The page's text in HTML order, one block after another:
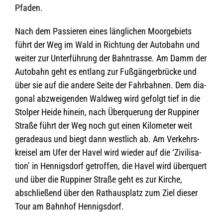
Pfaden.
Nach dem Pas­sie­ren eines läng­li­chen Moor­ge­biets
führt der Weg im Wald in Rich­tung der Auto­bahn und
wei­ter zur Unter­füh­rung der Bahn­trasse. Am Damm der
Auto­bahn geht es ent­lang zur Fuß­gän­ger­brü­cke und
über sie auf die andere Seite der Fahr­bah­nen. Dem dia­
go­nal abzwei­gen­den Wald­weg wird gefolgt tief in die
Stol­per Heide hin­ein, nach Über­que­rung der Rup­pi­ner
Straße führt der Weg noch gut einen Kilo­me­ter weit
gera­de­aus und biegt dann west­lich ab. Am Ver­kehrs­
krei­sel am Ufer der Havel wird wie­der auf die ‘Zivi­li­sa­
tion’ in Hen­nigs­dorf getrof­fen, die Havel wird über­quert
und über die Rup­pi­ner Straße geht es zur Kir­che,
abschlie­ßend über den Rat­haus­platz zum Ziel die­ser
Tour am Bahn­hof Hennigsdorf.